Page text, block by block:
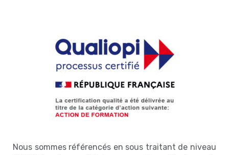
Nous sommes référencés en sous traitant de niveau